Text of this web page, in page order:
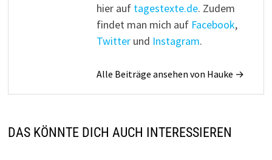
hier auf tagestexte.de. Zudem
findet man mich auf Facebook,
Twitterund Instagram.
Alle Beiträge ansehen von Hauke →
DAS KÖNNTE DICH AUCH INTERESSIEREN